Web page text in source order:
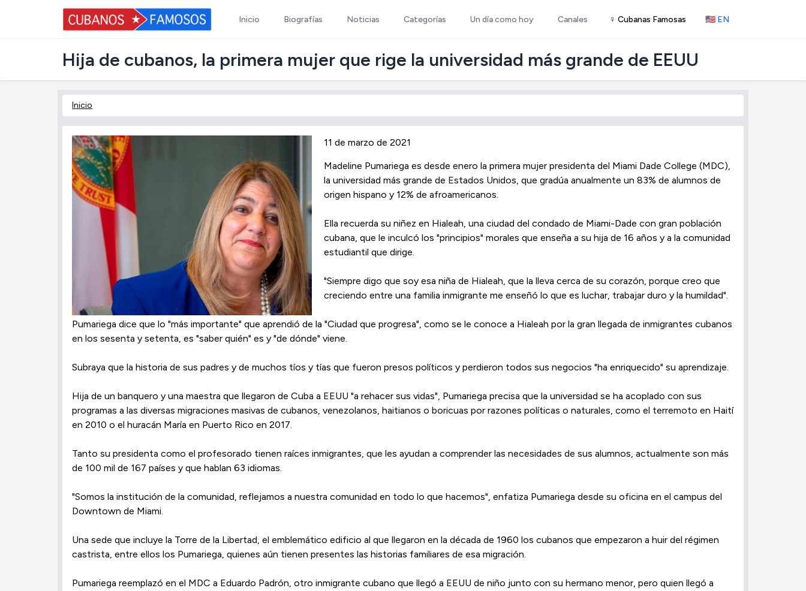
Inicio Biografías Noticias Categorías Un día como hoy Canales ♀ Cubanas Famosas 🇺🇸 EN
Hija de cubanos, la primera mujer que rige la universidad más grande de EEUU
Inicio
11 de marzo de 2021
Madeline Pumariega es desde enero la primera mujer presidenta del Miami Dade College (MDC),
la universidad más grande de Estados Unidos, que gradúa anualmente un 83% de alumnos de
origen hispano y 12% de afroamericanos.
Ella recuerda su niñez en Hialeah, una ciudad del condado de Miami-Dade con gran población
cubana, que le inculcó los "principios" morales que enseña a su hija de 16 años y a la comunidad
estudiantil que dirige.
"Siempre digo que soy esa niña de Hialeah, que la lleva cerca de su corazón, porque creo que
creciendo entre una familia inmigrante me enseñó lo que es luchar, trabajar duro y la humildad".
Pumariega dice que lo "más importante" que aprendió de la "Ciudad que progresa", como se le conoce a Hialeah por la gran llegada de inmigrantes cubanos
en los sesenta y setenta, es "saber quién" es y "de dónde" viene.
Subraya que la historia de sus padres y de muchos tíos y tías que fueron presos políticos y perdieron todos sus negocios "ha enriquecido" su aprendizaje.
Hija de un banquero y una maestra que llegaron de Cuba a EEUU "a rehacer sus vidas", Pumariega precisa que la universidad se ha acoplado con sus
programas a las diversas migraciones masivas de cubanos, venezolanos, haitianos o boricuas por razones políticas o naturales, como el terremoto en Haití
en 2010 o el huracán María en Puerto Rico en 2017.
Tanto su presidenta como el profesorado tienen raíces inmigrantes, que les ayudan a comprender las necesidades de sus alumnos, actualmente son más
de 100 mil de 167 países y que hablan 63 idiomas.
"Somos la institución de la comunidad, reflejamos a nuestra comunidad en todo lo que hacemos", enfatiza Pumariega desde su oficina en el campus del
Downtown de Miami.
Una sede que incluye la Torre de la Libertad, el emblemático edificio al que llegaron en la década de 1960 los cubanos que empezaron a huir del régimen
castrista, entre ellos los Pumariega, quienes aún tienen presentes las historias familiares de esa migración.
Pumariega reemplazó en el MDC a Eduardo Padrón, otro inmigrante cubano que llegó a EEUU de niño junto con su hermano menor, pero quien llegó a